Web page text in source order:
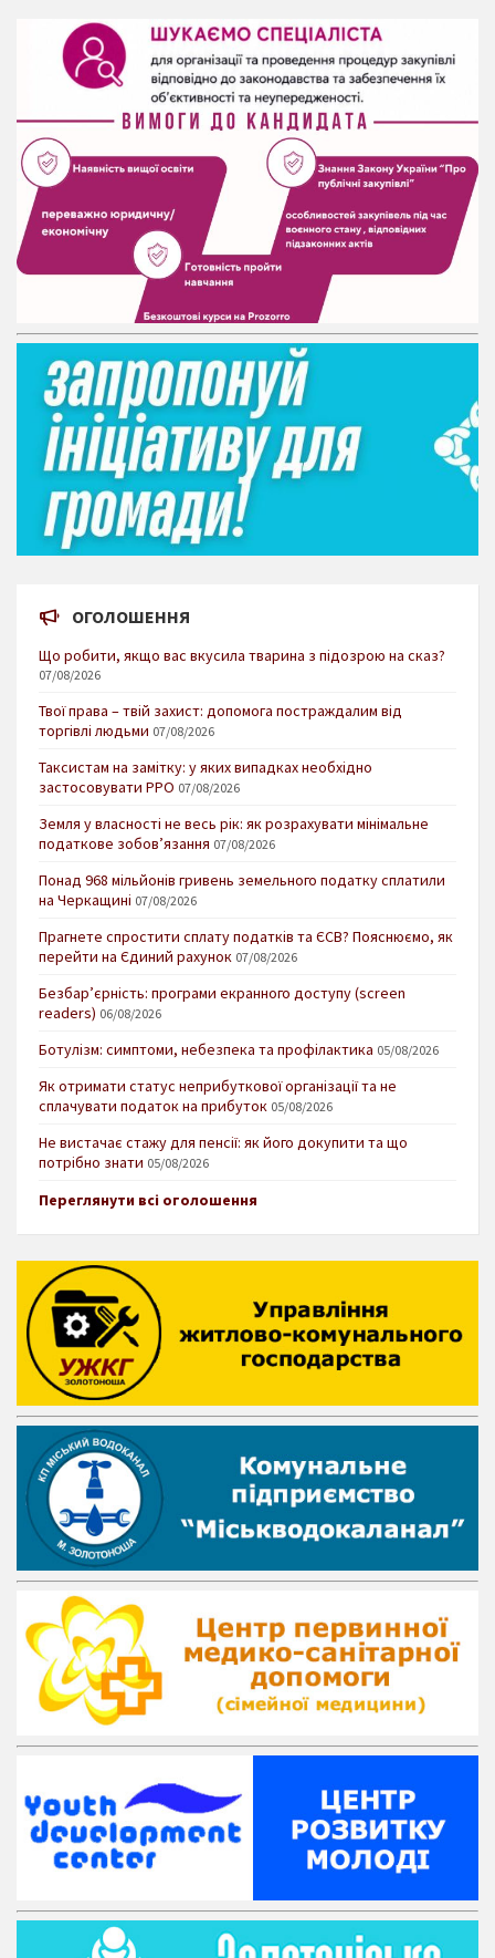
ОГОЛОШЕННЯ
Що робити, якщо вас вкусила тварина з підозрою на сказ?
07/08/2026
Твої права – твій захист: допомога постраждалим від
торгівлі людьми 07/08/2026
Таксистам на замітку: у яких випадках необхідно
застосовувати РРО 07/08/2026
Земля у власності не весь рік: як розрахувати мінімальне
податкове зобов’язання 07/08/2026
Понад 968 мільйонів гривень земельного податку сплатили
на Черкащині 07/08/2026
Прагнете спростити сплату податків та ЄСВ? Пояснюємо, як
перейти на Єдиний рахунок 07/08/2026
Безбар’єрність: програми екранного доступу (screen
readers) 06/08/2026
Ботулізм: симптоми, небезпека та профілактика 05/08/2026
Як отримати статус неприбуткової організації та не
сплачувати податок на прибуток 05/08/2026
Не вистачає стажу для пенсії: як його докупити та що
потрібно знати 05/08/2026
Переглянути всі оголошення